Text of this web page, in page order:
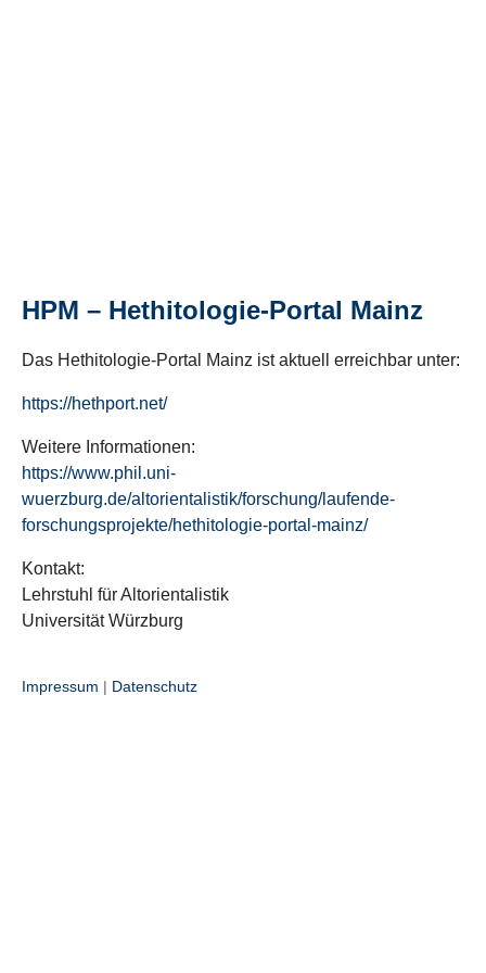
HPM – Hethitologie-Portal Mainz
Das Hethitologie-Portal Mainz ist aktuell erreichbar unter:
https://hethport.net/
Weitere Informationen:
https://www.phil.uni-
wuerzburg.de/altorientalistik/forschung/laufende-
forschungsprojekte/hethitologie-portal-mainz/
Kontakt:
Lehrstuhl für Altorientalistik
Universität Würzburg
Impressum | Datenschutz